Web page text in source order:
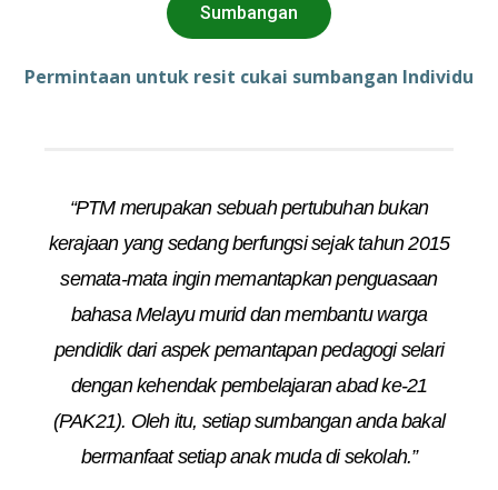
Sumbangan
Permintaan untuk resit cukai sumbangan Individu
“PTM merupakan sebuah pertubuhan bukan
kerajaan yang sedang berfungsi sejak tahun 2015
semata-mata ingin memantapkan penguasaan
bahasa Melayu murid dan membantu warga
pendidik dari aspek pemantapan pedagogi selari
dengan kehendak pembelajaran abad ke-21
(PAK21). Oleh itu, setiap sumbangan anda bakal
bermanfaat setiap anak muda di sekolah.”